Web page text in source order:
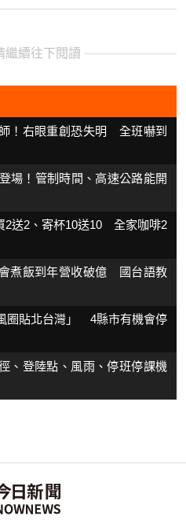
繼續往下閱讀
！右眼重創恐失明 全班嚇到
場！管制時間、高速公路能開
2送2、寄杯10送10 全家咖啡2
煮飯到年營收破億 國台語教
圈貼北台灣」 4縣市有機會停
、登陸點、風雨、停班停課機